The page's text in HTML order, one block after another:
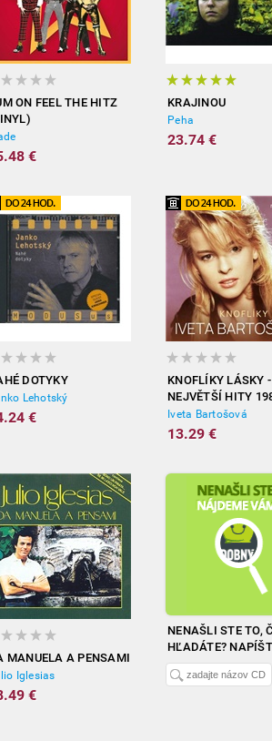
ON FEEL THE HITZ
€
KRAJINOU
Peha
23.74 €
DOTYKY
Lehotský
€
KNOFLÍKY LÁSKY -
NEJVĚTŠÍ HITY
2012
Iveta Bartošová
13.29 €
MANUELA A PENSAMI
Iglesias
€
NENAŠLI STE TO,
HĽADÁTE?